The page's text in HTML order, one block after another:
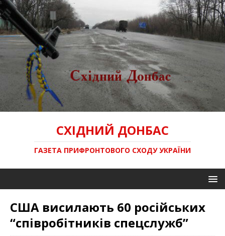
СХІДНИЙ ДОНБАС
ГАЗЕТА ПРИФРОНТОВОГО СХОДУ УКРАЇНИ
США висилають 60 російських
“співробітників спецслужб”